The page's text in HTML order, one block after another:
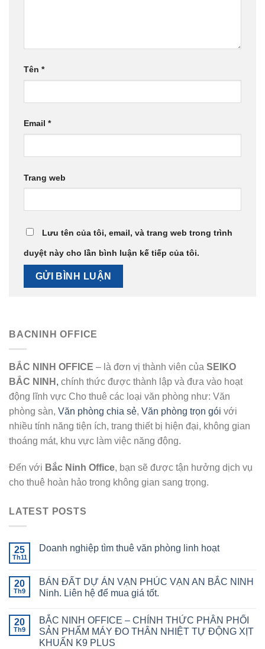
Tên *
Email *
Trang web
Lưu tên của tôi, email, và trang web trong trình
duyệt này cho lần bình luận kế tiếp của tôi.
BACNINH OFFICE
BẮC NINH OFFICE – là đơn vị thành viên của SEIKO
BẮC NINH , chính thức được thành lập và đưa vào hoạt
động lĩnh vực Cho thuê các loại văn phòng như: Văn
phòng sàn, Văn phòng chia sẻ, Văn phòng trọn gói với
nhiều tính năng tiện ích, trang thiết bị hiện đại, không gian
thoáng mát, khu vực làm việc năng động.
Đến với Bắc Ninh Office, bạn sẽ được tận hưởng dịch vụ
cho thuê hoàn hảo trong không gian sang trọng.
LATEST POSTS
25
Th11
Doanh nghiệp tìm thuê văn phòng linh hoạt
20
Th9
BÁN ĐẤT DỰ ÁN VẠN PHÚC VẠN AN BẮC NINH
Ninh. Liên hệ để mua giá tốt.
20
Th9
BẮC NINH OFFICE – CHÍNH THỨC PHÂN PHỐI
SẢN PHẨM MÁY ĐO THÂN NHIỆT TỰ ĐỘNG XỊT
KHUẨN K9 PLUS